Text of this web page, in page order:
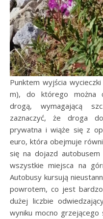
Punktem wyjścia
m), do którego można
drogą, wymagającą
zaznaczyć, że droga
prywatna i wiąże się z
euro, która obejmuje
się na dojazd
wszystkie miejsca na
Autobusy kursują
powrotem, co jest
dużej liczbie
wyniku mocno grzejącego